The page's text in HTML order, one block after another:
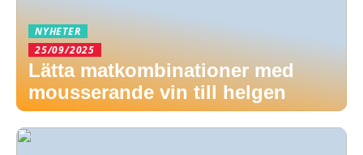
NYHETER
25/09/2025
Lätta matkombinationer med
mousserande vin till helgen